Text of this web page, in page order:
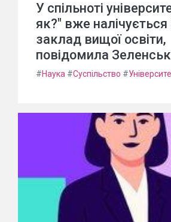
У спільноті
як?" вже налічується
заклад вищої освіти,
повідомила
#Наука #Суспільство #